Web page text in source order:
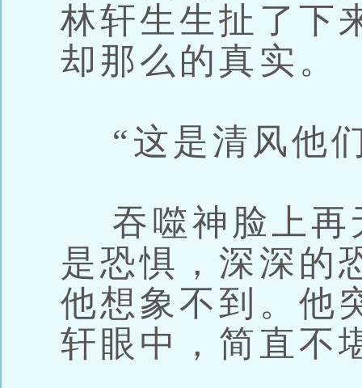
林轩生生扯了下
却那么的真实。
“这是清风他
吞噬神脸上再
是恐惧，深深的
他想象不到。他
轩眼中，简直不